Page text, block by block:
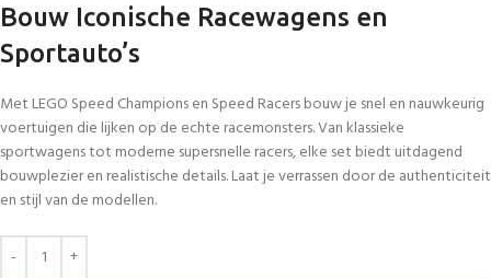
Bouw Iconische Racewagens en
Sportauto’s
Met LEGO Speed Champions en Speed Racers bouw je snel en nauwkeurig
voertuigen die lijken op de echte racemonsters. Van klassieke
sportwagens tot moderne supersnelle racers, elke set biedt uitdagend
bouwplezier en realistische details. Laat je verrassen door de authenticiteit
en stijl van de modellen.